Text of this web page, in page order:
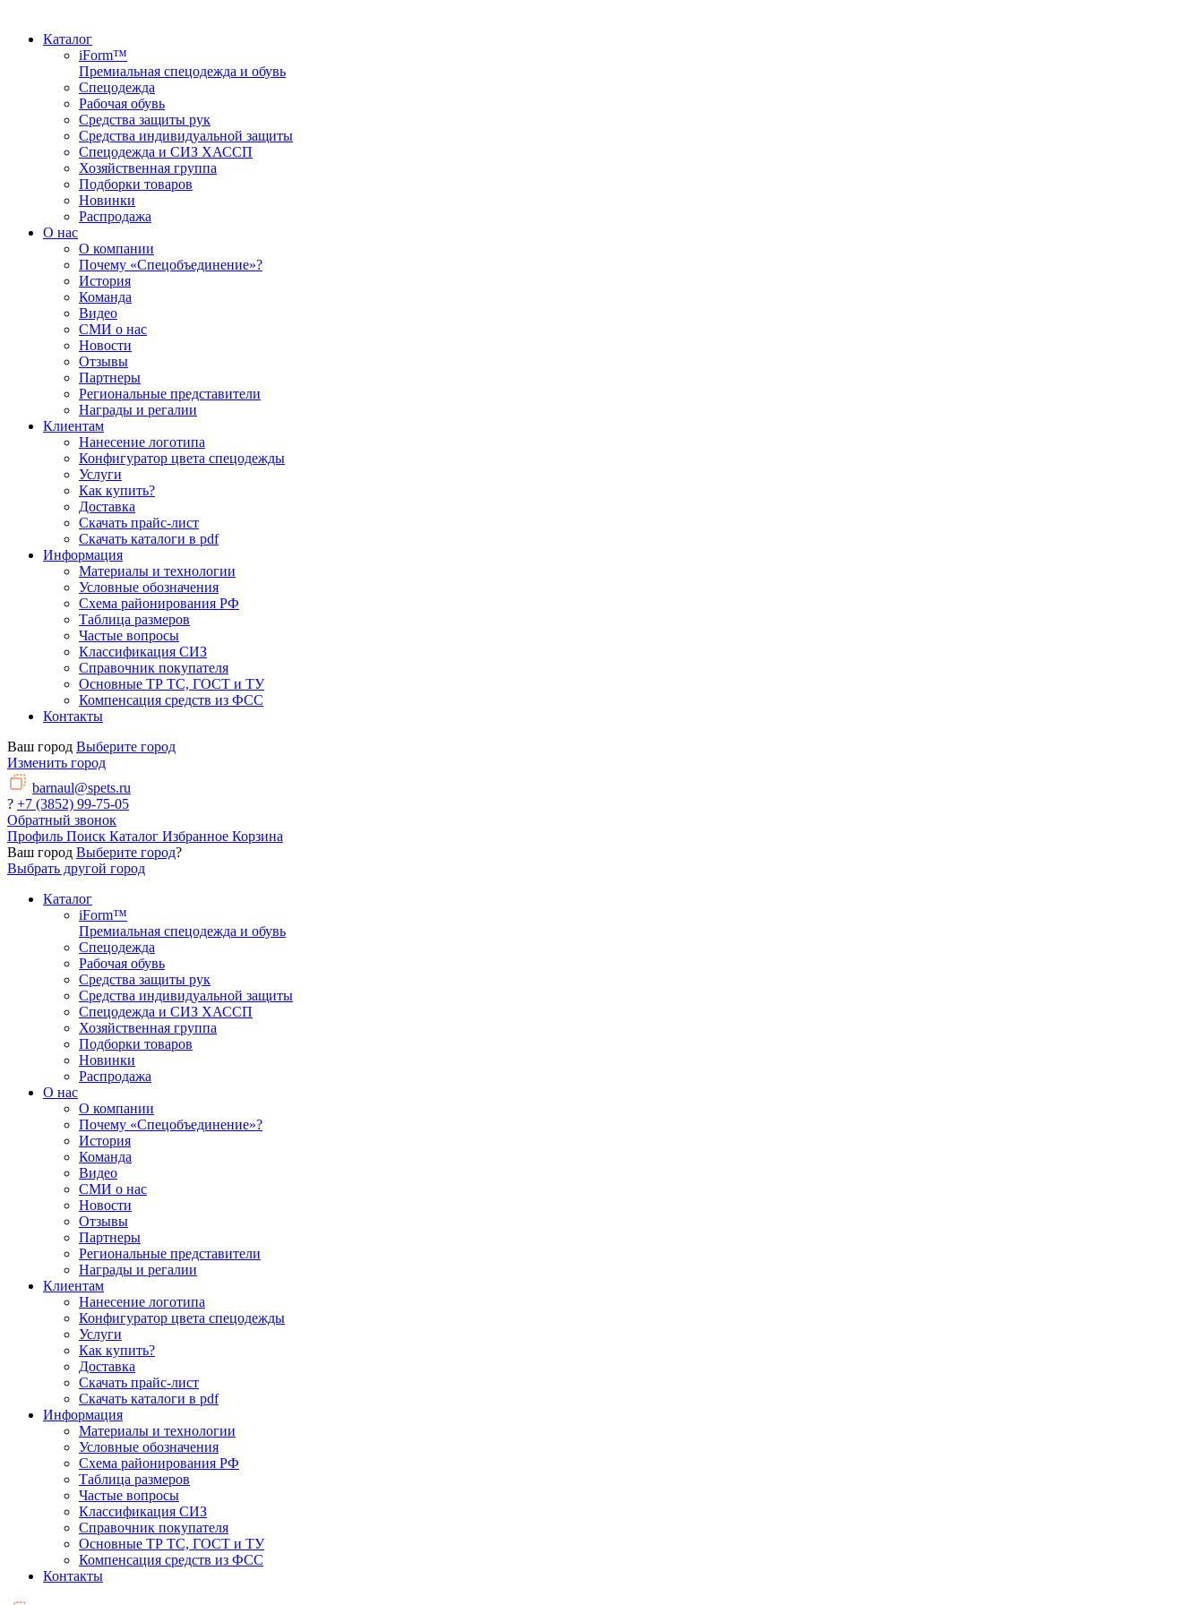
Каталог
iForm™
Премиальная спецодежда и обувь
Спецодежда
Рабочая обувь
Средства защиты рук
Средства индивидуальной защиты
Спецодежда и СИЗ ХАССП
Хозяйственная группа
Подборки товаров
Новинки
Распродажа
О нас
О компании
Почему «Спецобъединение»?
История
Команда
Видео
СМИ о нас
Новости
Отзывы
Партнеры
Региональные представители
Награды и регалии
Клиентам
Нанесение логотипа
Конфигуратор цвета спецодежды
Услуги
Как купить?
Доставка
Скачать прайс-лист
Скачать каталоги в pdf
Информация
Материалы и технологии
Условные обозначения
Схема районирования РФ
Таблица размеров
Частые вопросы
Классификация СИЗ
Справочник покупателя
Основные ТР ТС, ГОСТ и ТУ
Компенсация средств из ФСС
Контакты
Ваш город Выберите город
Изменить город
barnaul@spets.ru
? +7 (3852) 99-75-05
Обратный звонок
Профиль Поиск Каталог Избранное Корзина
Ваш город Выберите город?
Выбрать другой город
Каталог
iForm™
Премиальная спецодежда и обувь
Спецодежда
Рабочая обувь
Средства защиты рук
Средства индивидуальной защиты
Спецодежда и СИЗ ХАССП
Хозяйственная группа
Подборки товаров
Новинки
Распродажа
О нас
О компании
Почему «Спецобъединение»?
История
Команда
Видео
СМИ о нас
Новости
Отзывы
Партнеры
Региональные представители
Награды и регалии
Клиентам
Нанесение логотипа
Конфигуратор цвета спецодежды
Услуги
Как купить?
Доставка
Скачать прайс-лист
Скачать каталоги в pdf
Информация
Материалы и технологии
Условные обозначения
Схема районирования РФ
Таблица размеров
Частые вопросы
Классификация СИЗ
Справочник покупателя
Основные ТР ТС, ГОСТ и ТУ
Компенсация средств из ФСС
Контакты